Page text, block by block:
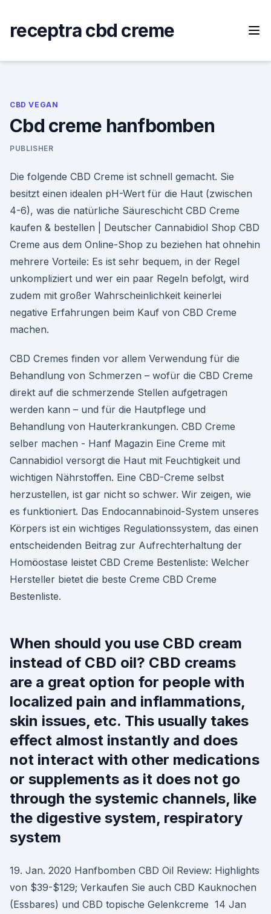
content
receptra cbd creme
CBD VEGAN
Cbd creme hanfbomben
PUBLISHER
Die folgende CBD Creme ist schnell gemacht. Sie
besitzt einen idealen pH-Wert für die Haut (zwischen
4-6), was die natürliche Säureschicht CBD Creme
kaufen & bestellen | Deutscher Cannabidiol Shop CBD
Creme aus dem Online-Shop zu beziehen hat ohnehin
mehrere Vorteile: Es ist sehr bequem, in der Regel
unkompliziert und wer ein paar Regeln befolgt, wird
zudem mit großer Wahrscheinlichkeit keinerlei
negative Erfahrungen beim Kauf von CBD Creme
machen.
CBD Cremes finden vor allem Verwendung für die
Behandlung von Schmerzen – wofür die CBD Creme
direkt auf die schmerzende Stellen aufgetragen
werden kann – und für die Hautpflege und
Behandlung von Hauterkrankungen. CBD Creme
selber machen - Hanf Magazin Eine Creme mit
Cannabidiol versorgt die Haut mit Feuchtigkeit und
wichtigen Nährstoffen. Eine CBD-Creme selbst
herzustellen, ist gar nicht so schwer. Wir zeigen, wie
es funktioniert. Das Endocannabinoid-System unseres
Körpers ist ein wichtiges Regulationssystem, das einen
entscheidenden Beitrag zur Aufrechterhaltung der
Homöostase leistet CBD Creme Bestenliste: Welcher
Hersteller bietet die beste Creme CBD Creme
Bestenliste.
When should you use CBD cream
instead of CBD oil? CBD creams
are a great option for people with
localized pain and inflammations,
skin issues, etc. This usually takes
effect almost instantly and does
not interact with other medications
or supplements as it does not go
through the systemic channels, like
the digestive system, respiratory
system
19. Jan. 2020 Hanfbomben CBD Oil Review: Highlights
von $39-$129; Verkaufen Sie auch CBD Kauknochen
(Essbares) und CBD topische Gelenkcreme 14 Jan